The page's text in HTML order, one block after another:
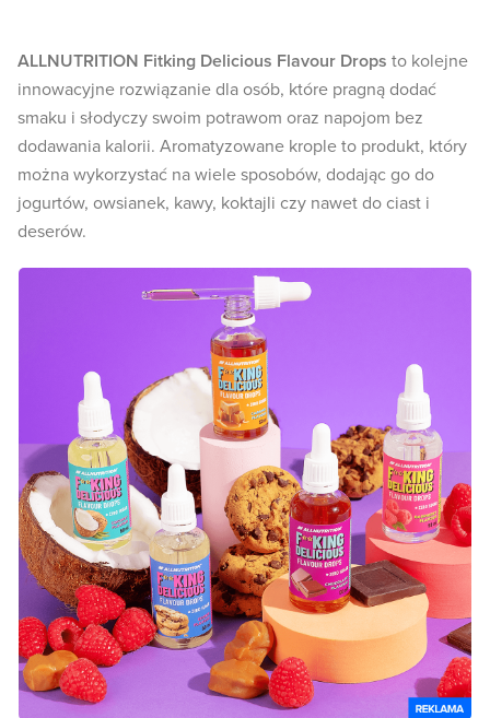
ALLNUTRITION Fitking Delicious Flavour Drops to kolejne
innowacyjne rozwiązanie dla osób, które pragną dodać
smaku i słodyczy swoim potrawom oraz napojom bez
dodawania kalorii. Aromatyzowane krople to produkt, który
można wykorzystać na wiele sposobów, dodając go do
jogurtów, owsianek, kawy, koktajli czy nawet do ciast i
deserów.